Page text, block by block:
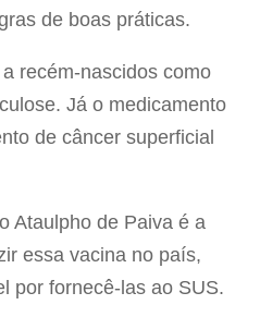
de boas práticas.
recém-nascidos como
Já o medicamento
de câncer superficial
Ataulpho de Paiva é a
essa vacina no país,
por fornecê-las ao SUS.